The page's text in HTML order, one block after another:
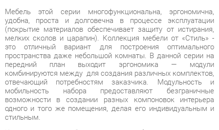
это отличный вариант для построения оптимального
пространства даже небольшой комнаты. В данной серии на
передний план выходит эргономика — модули
комбинируются между для создания различных комплектов,
отвечающий потребностям заказчика. Модульность и
мобильность набора предоставляют безграничные
возможности в создании разных компоновок интерьера
одного и того же помещения, делая его индивидуальным и
стильным.
Коллекция линеек «Стиль» состоит из большого количества
модулей, с помощью которых можно составить огромное
множество вариантов готовых композиций. Мебель
изготавливается из высококачественных